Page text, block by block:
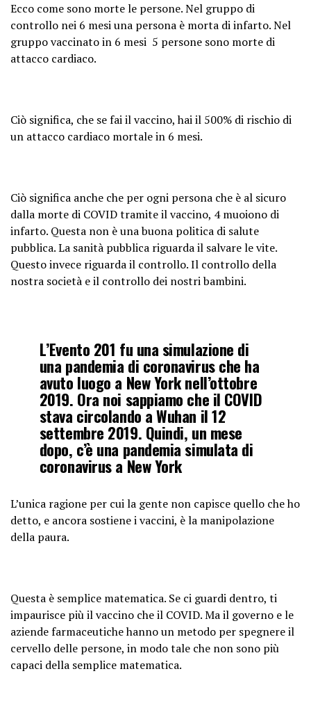
Ecco come sono morte le persone. Nel gruppo di
controllo nei 6 mesi una persona è morta di infarto. Nel
gruppo vaccinato in 6 mesi 5 persone sono morte di
attacco cardiaco.
Ciò significa, che se fai il vaccino, hai il 500% di rischio di
un attacco cardiaco mortale in 6 mesi.
Ciò significa anche che per ogni persona che è al sicuro
dalla morte di COVID tramite il vaccino, 4 muoiono di
infarto. Questa non è una buona politica di salute
pubblica. La sanità pubblica riguarda il salvare le vite.
Questo invece riguarda il controllo. Il controllo della
nostra società e il controllo dei nostri bambini.
L’Evento 201 fu una simulazione di
una pandemia di coronavirus che ha
avuto luogo a New York nell’ottobre
2019. Ora noi sappiamo che il COVID
stava circolando a Wuhan il 12
settembre 2019. Quindi, un mese
dopo, c’è una pandemia simulata di
coronavirus a New York
L’unica ragione per cui la gente non capisce quello che ho
detto, e ancora sostiene i vaccini, è la manipolazione
della paura.
Questa è semplice matematica. Se ci guardi dentro, ti
impaurisce più il vaccino che il COVID. Ma il governo e le
aziende farmaceutiche hanno un metodo per spegnere il
cervello delle persone, in modo tale che non sono più
capaci della semplice matematica.